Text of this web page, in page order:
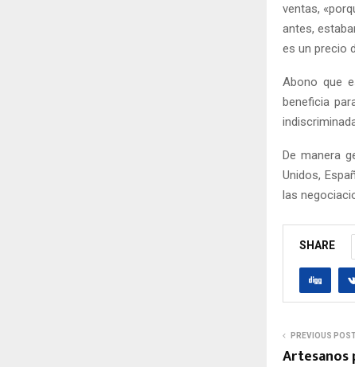
ventas,
antes,
es un precio
Abono que
beneficia
De manera
Unidos,
las
SHARE
PREVIOUS